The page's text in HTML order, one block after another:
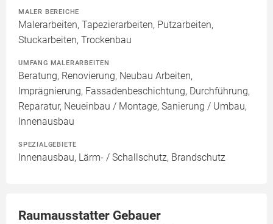
MALER BEREICHE
Malerarbeiten, Tapezierarbeiten, Putzarbeiten,
Stuckarbeiten, Trockenbau
UMFANG MALERARBEITEN
Beratung, Renovierung, Neubau Arbeiten,
Imprägnierung, Fassadenbeschichtung, Durchführung,
Reparatur, Neueinbau / Montage, Sanierung / Umbau,
Innenausbau
SPEZIALGEBIETE
Innenausbau, Lärm- / Schallschutz, Brandschutz
Raumausstatter Gebauer